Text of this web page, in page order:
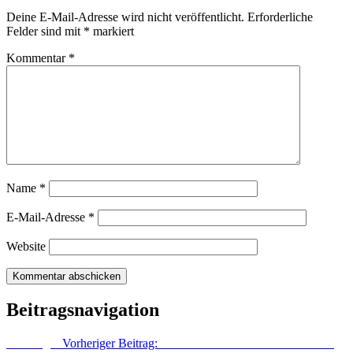
Deine E-Mail-Adresse wird nicht veröffentlicht. Erforderliche
Felder sind mit * markiert
Kommentar *
Name *
E-Mail-Adresse *
Website
Beitragsnavigation
Vorheriger Beitrag: